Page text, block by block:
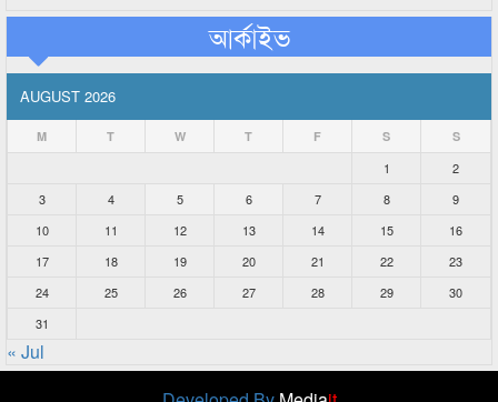
আর্কাইভ
AUGUST 2026
M T W T F S S
1
2
3
4 5 6 7 8
9
10
11 12 13 14 15
16
17
18 19 20 21 22
23
24
25 26 27 28 29
30
31
« Jul